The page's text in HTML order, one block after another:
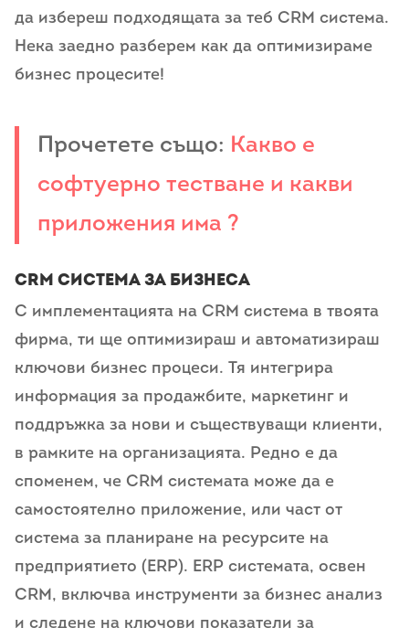
да избереш подходящата за теб CRM система.
Нека заедно разберем как да оптимизираме
бизнес процесите!
Прочетете също: Какво е
софтуерно тестване и какви
приложения има ?
CRM система за бизнеса
С имплементацията на CRM система в твоята
фирма, ти ще оптимизираш и автоматизираш
ключови бизнес процеси. Тя интегрира
информация за продажбите, маркетинг и
поддръжка за нови и съществуващи клиенти,
в рамките на организацията. Редно е да
споменем, че CRM системата може да е
самостоятелно приложение, или част от
система за планиране на ресурсите на
предприятието (ERP). ERP системата, освен
CRM, включва инструменти за бизнес анализ
и следене на ключови показатели за